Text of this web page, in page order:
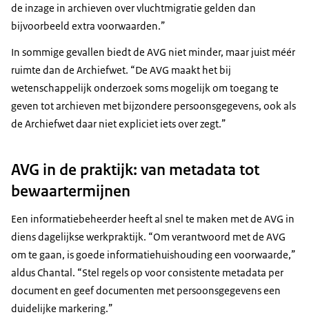
de inzage in archieven over vluchtmigratie gelden dan
bijvoorbeeld extra voorwaarden.”
In sommige gevallen biedt de AVG niet minder, maar juist méér
ruimte dan de Archiefwet. “De AVG maakt het bij
wetenschappelijk onderzoek soms mogelijk om toegang te
geven tot archieven met bijzondere persoonsgegevens, ook als
de Archiefwet daar niet expliciet iets over zegt.”
AVG in de praktijk: van metadata tot
bewaartermijnen
Een informatiebeheerder heeft al snel te maken met de AVG in
diens dagelijkse werkpraktijk. “Om verantwoord met de AVG
om te gaan, is goede informatiehuishouding een voorwaarde,”
aldus Chantal. “Stel regels op voor consistente metadata per
document en geef documenten met persoonsgegevens een
duidelijke markering.”